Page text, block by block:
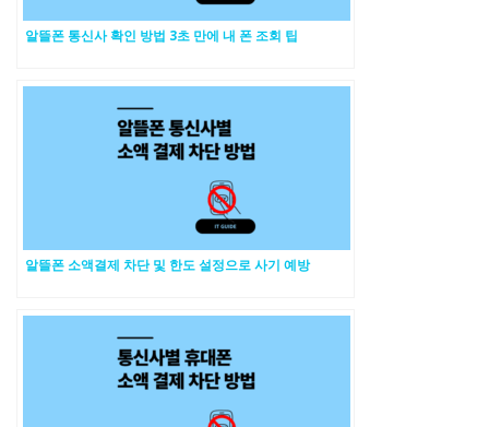
알뜰폰 통신사 확인 방법 3초 만에 내 폰 조회 팁
알뜰폰 소액결제 차단 및 한도 설정으로 사기 예방